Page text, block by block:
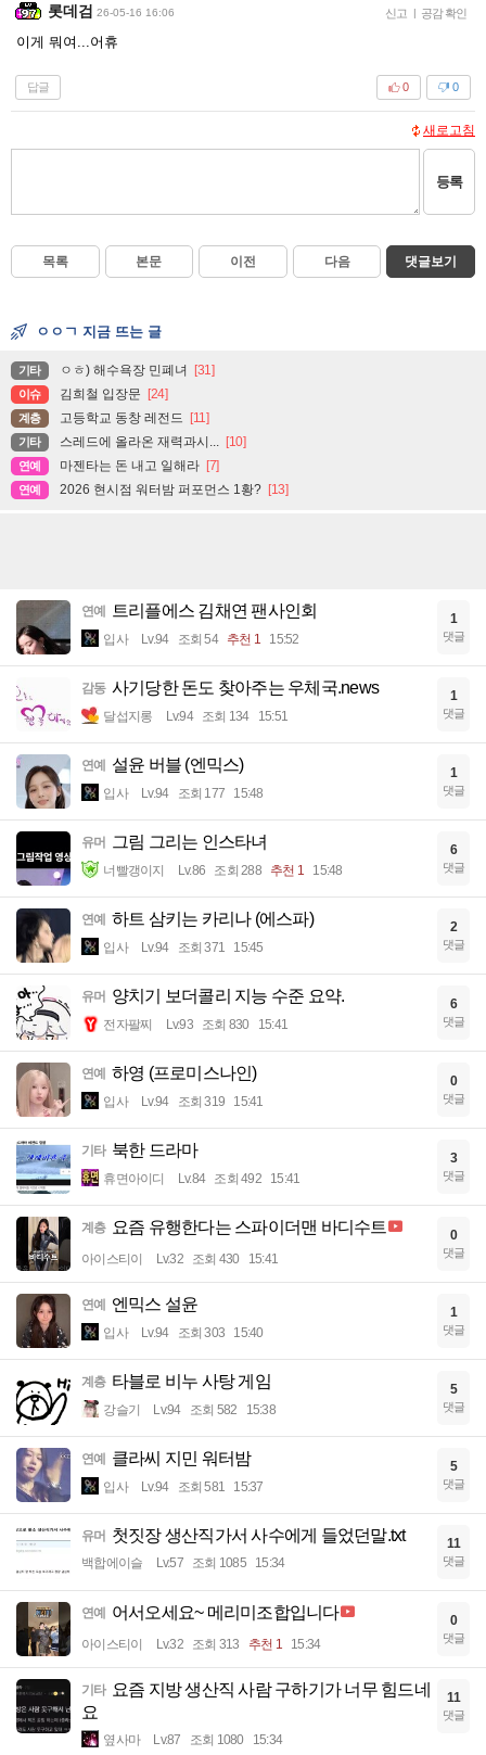
롯데검 26-05-16 16:06 신고 | 공감 확인
이게 뭐여...어휴
답글 0
0
새로고침
등록
목록 본문 이전 다음 댓글보기
ㅇㅇㄱ 지금 뜨는 글
기타 ㅇㅎ) 해수욕장 민폐녀 [31]
이슈 김희철 입장문 [24]
계층 고등학교 동창 레전드 [11]
기타 스레드에 올라온 재력과시... [10]
연예 마젠타는 돈 내고 일해라 [7]
연예 2026 현시점 워터밤 퍼포먼스 1황? [13]
연예 트리플에스 김채연 팬사인회
입사 Lv.94 조회 54 추천 1 15:52
1
댓글
감동 사기당한 돈도 찾아주는 우체국.news
달섭지롱 Lv.94 조회 134 15:51
1
댓글
연예 설윤 버블 (엔믹스)
입사 Lv.94 조회 177 15:48
1
댓글
유머 그림 그리는 인스타녀
너빨갱이지 Lv.86 조회 288 추천 1 15:48
6
댓글
연예 하트 삼키는 카리나 (에스파)
입사 Lv.94 조회 371 15:45
2
댓글
유머 양치기 보더콜리 지능 수준 요약.
전자팔찌 Lv.93 조회 830 15:41
6
댓글
연예 하영 (프로미스나인)
입사 Lv.94 조회 319 15:41
0
댓글
기타 북한 드라마
휴면아이디 Lv.84 조회 492 15:41
3
댓글
계층 요즘 유행한다는 스파이더맨 바디수트
아이스티이 Lv.32 조회 430 15:41
0
댓글
연예 엔믹스 설윤
입사 Lv.94 조회 303 15:40
1
댓글
계층 타블로 비누 사탕 게임
강슬기 Lv.94 조회 582 15:38
5
댓글
연예 클라씨 지민 워터밤
입사 Lv.94 조회 581 15:37
5
댓글
유머 첫짓장 생산직가서 사수에게 들었던말.txt
백합에이슬 Lv.57 조회 1085 15:34
11
댓글
연예 어서오세요~ 메리미조합입니다
아이스티이 Lv.32 조회 313 추천 1 15:34
0
댓글
기타 요즘 지방 생산직 사람 구하기가 너무 힘드네
요
옆사마 Lv.87 조회 1080 15:34
11
댓글